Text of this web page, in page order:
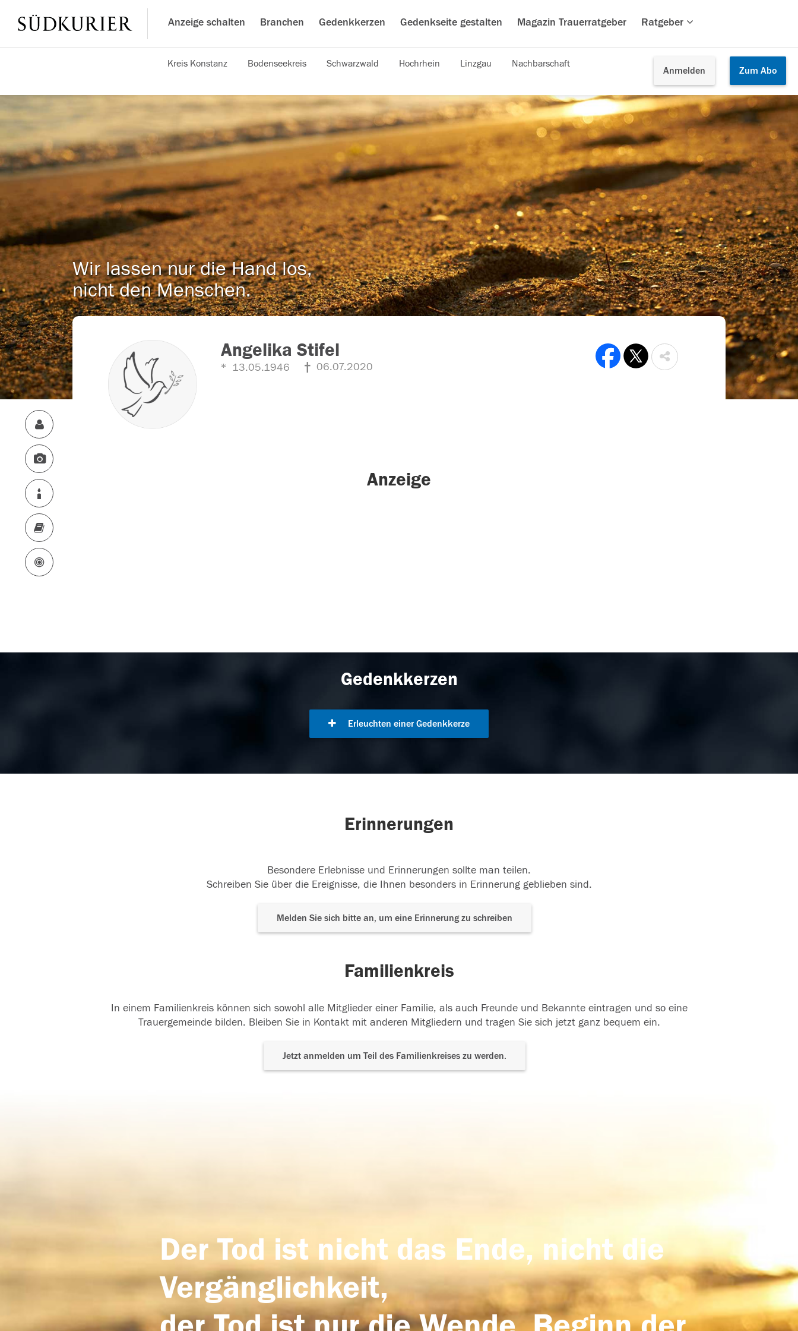
Anzeige schalten Branchen Gedenkkerzen Gedenkseite gestalten Magazin Trauerratgeber Ratgeber
Anmelden Zum Abo
Kreis Konstanz Bodenseekreis Schwarzwald Hochrhein Linzgau Nachbarschaft
Wir lassen nur die Hand los,
nicht den Menschen.
Angelika Stifel
13.05.1946 06.07.2020
Anzeige
Gedenkkerzen
Erleuchten einer Gedenkkerze
Erinnerungen
Besondere Erlebnisse und Erinnerungen sollte man teilen.
Schreiben Sie über die Ereignisse, die Ihnen besonders in Erinnerung geblieben sind.
Melden Sie sich bitte an, um eine Erinnerung zu schreiben
Familienkreis
In einem Familienkreis können sich sowohl alle Mitglieder einer Familie, als auch Freunde und Bekannte eintragen und so eine
Trauergemeinde bilden. Bleiben Sie in Kontakt mit anderen Mitgliedern und tragen Sie sich jetzt ganz bequem ein.
Jetzt anmelden um Teil des Familienkreises zu werden.
Der Tod ist nicht das Ende, nicht die
Vergänglichkeit,